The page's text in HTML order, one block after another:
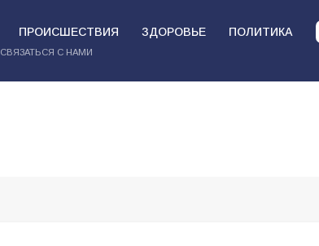
ПРОИСШЕСТВИЯ ЗДОРОВЬЕ ПОЛИТИКА
СВЯЗАТЬСЯ С НАМИ